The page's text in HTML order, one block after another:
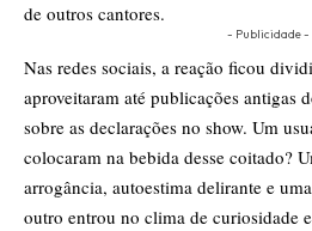
de outros cantores.
- Publicidade -
Nas redes sociais, a reação ficou
aproveitaram até publicações antigas
sobre as declarações no show. Um
colocaram na bebida desse coitado?
arrogância, autoestima delirante e
outro entrou no clima de curiosidade